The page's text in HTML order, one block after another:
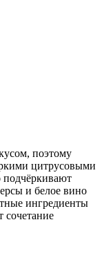
поэтому
цитрусовыми
и белое вино
ингредиенты
сочетание